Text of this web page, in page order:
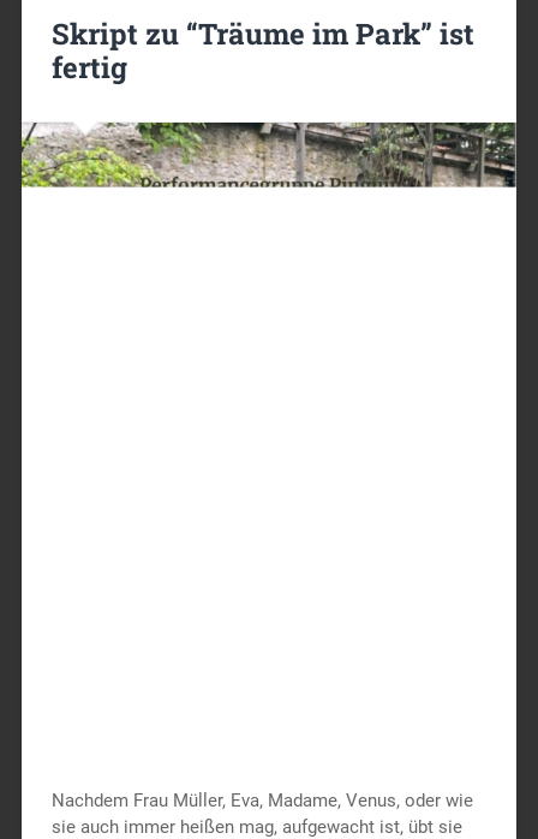
Skript zu “Träume im Park” ist
fertig
Nachdem Frau Müller, Eva, Madame, Venus, oder wie
sie auch immer heißen mag, aufgewacht ist, übt sie